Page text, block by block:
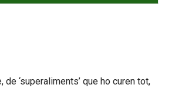
‘superaliments’ que ho curen tot,